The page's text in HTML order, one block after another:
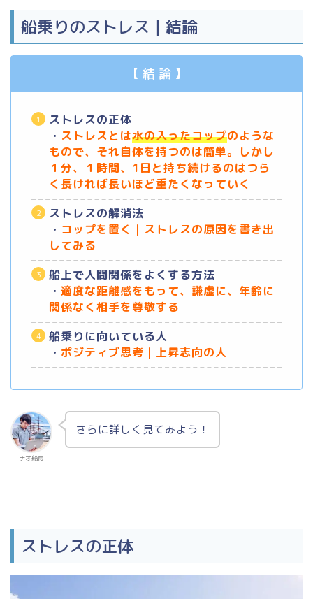
船乗りのストレス｜結論
【 結 論 】
ストレスの正体
・ ストレスとは水の入ったコップのような
もので、それ自体を持つのは簡単。しかし
１分、１時間、1日と持ち続けるのはつら
く長ければ長いほど重たくなっていく
ストレスの解消法
・ コップを置く｜ストレスの原因を書き出
してみる
船上で人間関係をよくする方法
・ 適度な距離感をもって、謙虚に、年齢に
関係なく相手を尊敬する
船乗りに向いている人
・ ポジティブ思考｜上昇志向の人
ナオ船長
さらに詳しく見てみよう！
ストレスの正体